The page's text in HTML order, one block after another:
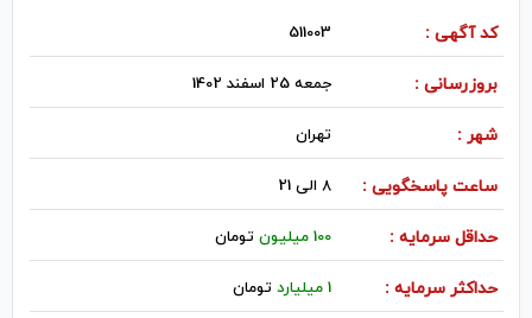
کد آگهی : 511003
بروزرسانی : جمعه 25 اسفند 1402
شهر : تهران
ساعت پاسخگویی : 8 الی 21
حداقل سرمایه : 100 میلیون تومان
حداکثر سرمایه : 1 میلیارد تومان